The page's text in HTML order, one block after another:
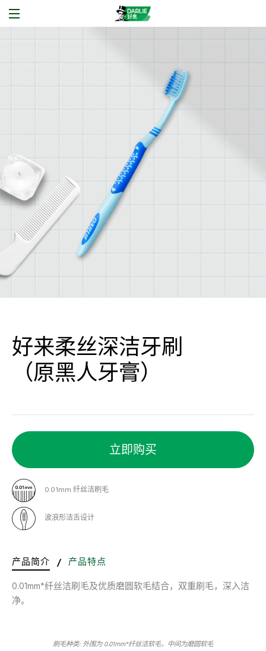
好来柔丝深洁牙刷
（原黑人牙膏）
立即购买
0.01mm 纤丝洁刷毛
波浪形洁舌设计
产品简介 / 产品特点
0.01mm*纤丝洁刷毛及优质磨圆软毛结合，双重刷毛，深入洁
净。
刷毛种类: 外围为 0.01mm*纤丝洁软毛，中间为磨圆软毛